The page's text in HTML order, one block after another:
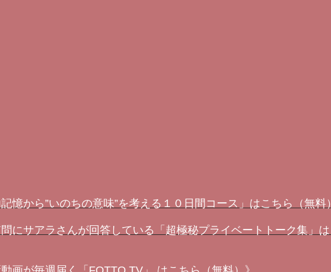
憶から”いのちの意味”を考える１０日間コース」はこちら（無料
問にサアラさんが回答している「超極秘プライベートトーク集」は